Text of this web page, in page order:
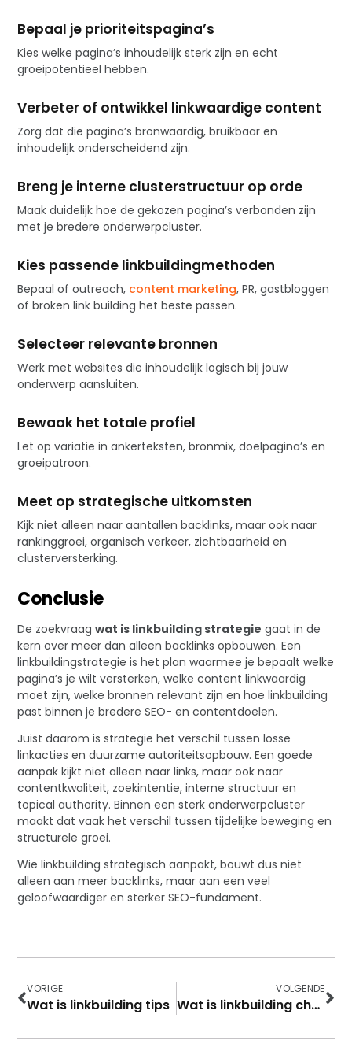
Bepaal je prioriteitspagina’s
Kies welke pagina’s inhoudelijk sterk zijn en echt
groeipotentieel hebben.
Verbeter of ontwikkel linkwaardige content
Zorg dat die pagina’s bronwaardig, bruikbaar en
inhoudelijk onderscheidend zijn.
Breng je interne clusterstructuur op orde
Maak duidelijk hoe de gekozen pagina’s verbonden zijn
met je bredere onderwerpcluster.
Kies passende linkbuildingmethoden
Bepaal of outreach, content marketing, PR, gastbloggen
of broken link building het beste passen.
Selecteer relevante bronnen
Werk met websites die inhoudelijk logisch bij jouw
onderwerp aansluiten.
Bewaak het totale profiel
Let op variatie in ankerteksten, bronmix, doelpagina’s en
groeipatroon.
Meet op strategische uitkomsten
Kijk niet alleen naar aantallen backlinks, maar ook naar
rankinggroei, organisch verkeer, zichtbaarheid en
clusterversterking.
Conclusie
De zoekvraagwat is linkbuilding strategie gaat in de
kern over meer dan alleen backlinks opbouwen. Een
linkbuildingstrategie is het plan waarmee je bepaalt welke
pagina’s je wilt versterken, welke content linkwaardig
moet zijn, welke bronnen relevant zijn en hoe linkbuilding
past binnen je bredere SEO- en contentdoelen.
Juist daarom is strategie het verschil tussen losse
linkacties en duurzame autoriteitsopbouw. Een goede
aanpak kijkt niet alleen naar links, maar ook naar
contentkwaliteit, zoekintentie, interne structuur en
topical authority. Binnen een sterk onderwerpcluster
maakt dat vaak het verschil tussen tijdelijke beweging en
structurele groei.
Wie linkbuilding strategisch aanpakt, bouwt dus niet
alleen aan meer backlinks, maar aan een veel
geloofwaardiger en sterker SEO-fundament.
VORIGE
Wat is linkbuilding tips
VOLGENDE
Wat is linkbuilding checklist